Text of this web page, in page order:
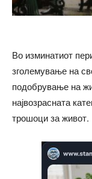
Во изминатиот
зголемување на
подобрување на
највозрасната
трошоци за живот.